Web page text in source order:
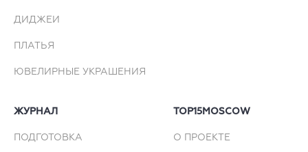
ДИДЖЕИ
ПЛАТЬЯ
ЮВЕЛИРНЫЕ УКРАШЕНИЯ
ЖУРНАЛ
ПОДГОТОВКА
TOP15MOSCOW
О ПРОЕКТЕ